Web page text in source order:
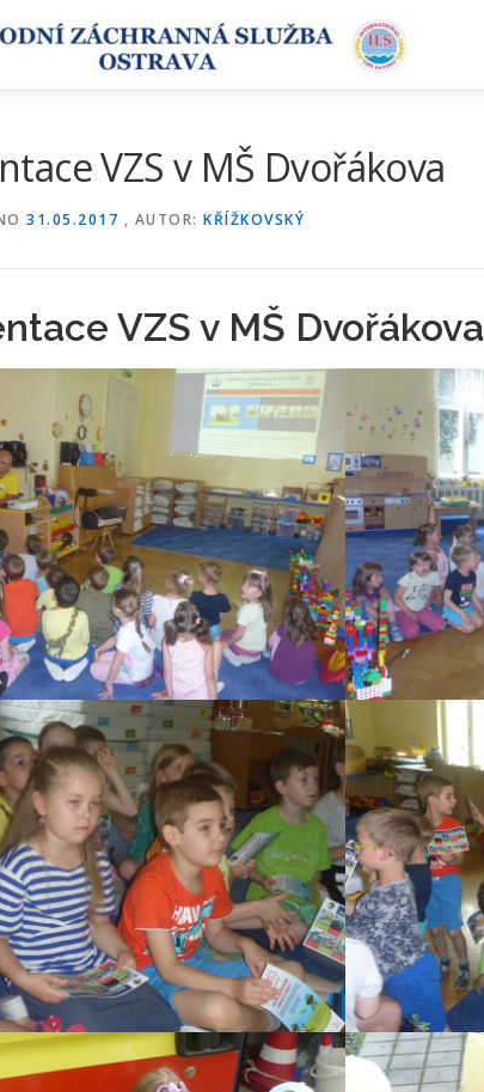
VZS v MŠ Dvořákova
31.05.2017 , AUTOR: KŘÍŽKOVSKÝ
VZS v MŠ Dvořákova